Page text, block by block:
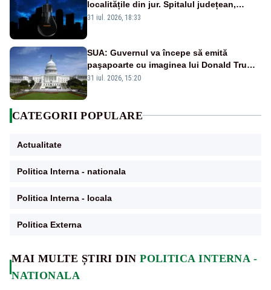
MAI MULTE ȘTIRI DINPOLITICA INTERNA -
NATIONALA
localitățile din jur. Spitalul județean,
semafoarele, rețelele de telefonie, grav
31 iul. 2026, 18:33
SUA: Guvernul va începe să emită
paşapoarte cu imaginea lui Donald Trump
începând cu 8 august
31 iul. 2026, 15:20
CATEGORII POPULARE
Actualitate
Politica Interna - nationala
Politica Interna - locala
Politica Externa